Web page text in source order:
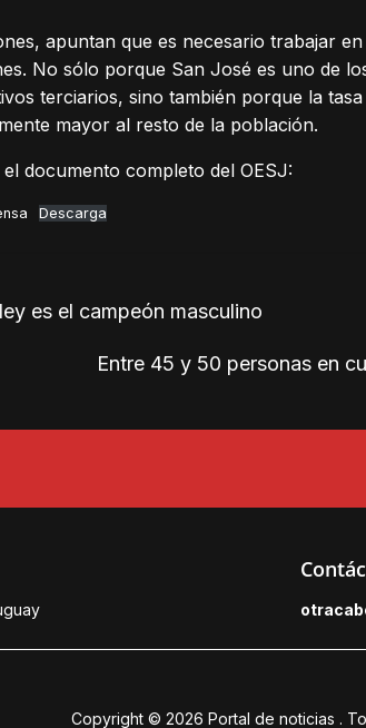
apuntan que es necesario trabajar
No sólo porque San José es uno de
terciarios, sino también porque la
mayor al resto de la población.
documento completo del OESJ:
Descarga
es el campeón masculino
Entre 45 y 50 personas en
Copyright © 2026Portal de noticias .